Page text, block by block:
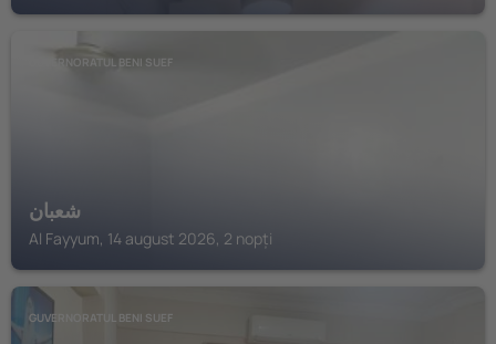
GUVERNORATUL BENI SUEF
شعبان
Al Fayyum, 14 august 2026, 2 nopți
GUVERNORATUL BENI SUEF